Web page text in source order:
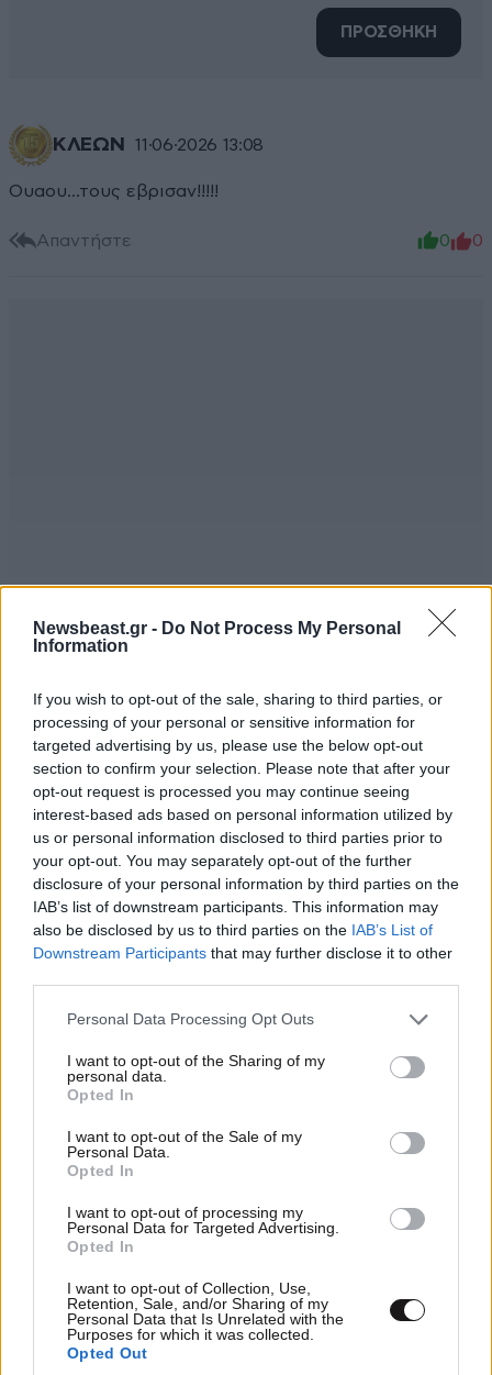
Newsbeast.gr - Do Not Process My Personal
Information
If you wish to opt-out of the sale, sharing to third parties, or
processing of your personal or sensitive information for
targeted advertising by us, please use the below opt-out
section to confirm your selection. Please note that after your
opt-out request is processed you may continue seeing
interest-based ads based on personal information utilized by
us or personal information disclosed to third parties prior to
your opt-out. You may separately opt-out of the further
disclosure of your personal information by third parties on the
IAB’s list of downstream participants. This information may
also be disclosed by us to third parties on the IAB’s List of
Downstream Participants that may further disclose it to other
Please note that this website/app uses one or more Google
not limited to your visit or usage behaviour. You may click to
grant or deny consent to Google and its third-party tags to
use your data for below specified purposes in below Google
consent section.
Personal Data Processing Opt Outs
I want to opt-out of the Sharing of my
personal data.
Opted In
I want to opt-out of the Sale of my
Personal Data.
Opted In
I want to opt-out of processing my
Personal Data for Targeted Advertising.
Opted In
I want to opt-out of Collection, Use,
Retention, Sale, and/or Sharing of my
Personal Data that Is Unrelated with the
Purposes for which it was collected.
Opted Out
ΠΡΟΣΘΗΚΗ
KΛΕΩΝ 11·06·2026 13:08
Ουαου...τους εβρισαν!!!!!
Απαντήστε 0 0
αστυφύλακες της ΕΛΑΣ ή ελασίτες του του τσίπη ;
Απαντήστε 0
άλλο ρατσισμός 10·06·2026 11:07
άλλο ομοφοβισμός
ΜάριοςΣυρεγγέλας(σύρε κι
έλας)
09·06·2026
Ελπίζω να μη βλέπω μόνο εγώ την υποκρισία και την
ασύδοτη προσέγγιση του περιστατικού. Μιλάμε για
όπου ο εισαγγελέας έπρεπε καθημερινά, κάθε βράδυ
ορθότερα, να συλλαμβάνει και να γεμίζει κλούβες του
σε λεηλατούν και πάρεις τηλέφωνο την άμεση δράση.
Εκεί να δεις σπουδή της αντίστοιχης ομάδας της
γαδα και σύσσωμης της ομάδας Δίας που σε
ΠΕΡΙΣΣΟΤΕΡΑ ΣΧΟΛΙΑ
TRENDING
ΟΙΚΟΝΟΜΙΑ08·08·2026 13:03
τηλεφώνημα από την ΑΑΔΕ για φορολογικές
εκκρεμότητες